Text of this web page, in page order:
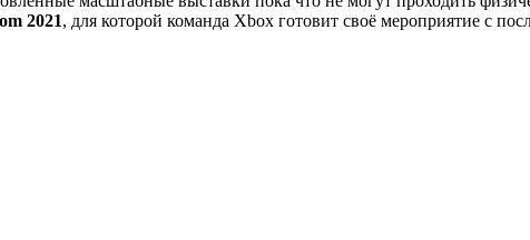
2021, для которой команда Xbox готовит своё мероприятие с